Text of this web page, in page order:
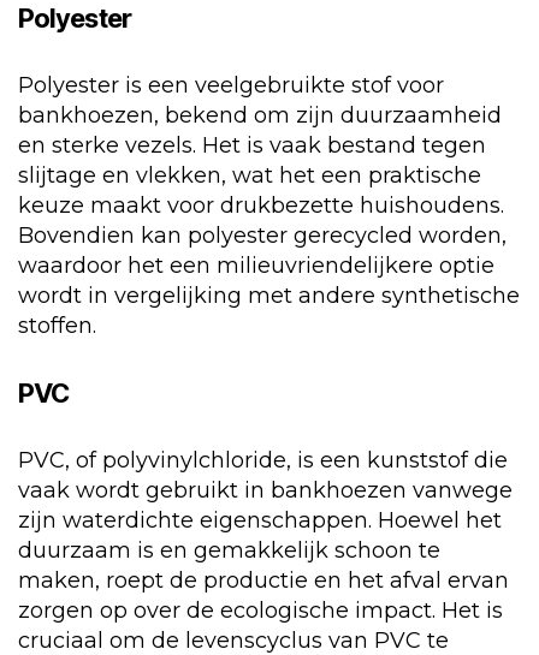
Polyester
Polyester is een veelgebruikte stof voor
bankhoezen, bekend om zijn duurzaamheid
en sterke vezels. Het is vaak bestand tegen
slijtage en vlekken, wat het een praktische
keuze maakt voor drukbezette huishoudens.
Bovendien kan polyester gerecycled worden,
waardoor het een milieuvriendelijkere optie
wordt in vergelijking met andere synthetische
stoffen.
PVC
PVC, of polyvinylchloride, is een kunststof die
vaak wordt gebruikt in bankhoezen vanwege
zijn waterdichte eigenschappen. Hoewel het
duurzaam is en gemakkelijk schoon te
maken, roept de productie en het afval ervan
zorgen op over de ecologische impact. Het is
cruciaal om de levenscyclus van PVC te